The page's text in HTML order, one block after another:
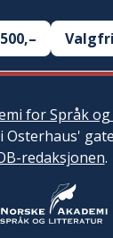
500,–
for Språk
Osterhaus'
redaksjonen.